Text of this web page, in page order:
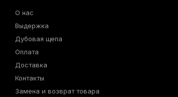
О нас
Выдержка
Дубовая щепа
Оплата
Доставка
Контакты
Замена и возврат товара